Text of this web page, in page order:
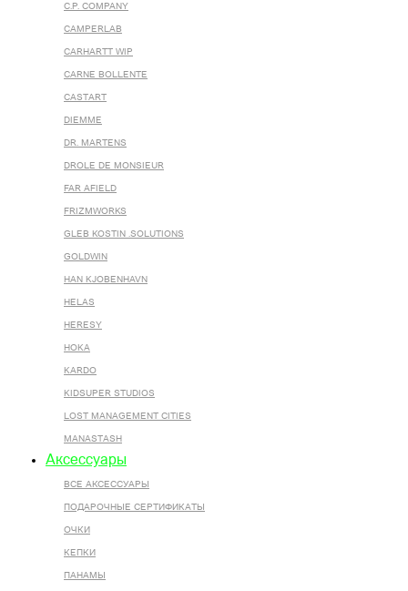
C.P. COMPANY
CAMPERLAB
CARHARTT WIP
CARNE BOLLENTE
CASTART
DIEMME
DR. MARTENS
DROLE DE MONSIEUR
FAR AFIELD
FRIZMWORKS
GLEB KOSTIN .SOLUTIONS
GOLDWIN
HAN KJOBENHAVN
HELAS
HERESY
HOKA
KARDO
KIDSUPER STUDIOS
LOST MANAGEMENT CITIES
MANASTASH
Аксессуары
ВСЕ AКСЕССУАРЫ
ПОДАРОЧНЫЕ СЕРТИФИКАТЫ
ОЧКИ
КЕПКИ
ПАНАМЫ